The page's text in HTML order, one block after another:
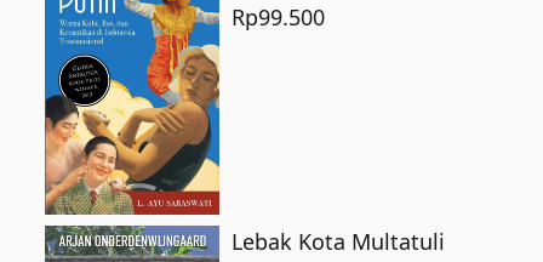
Rp99.500
Lebak Kota Multatuli